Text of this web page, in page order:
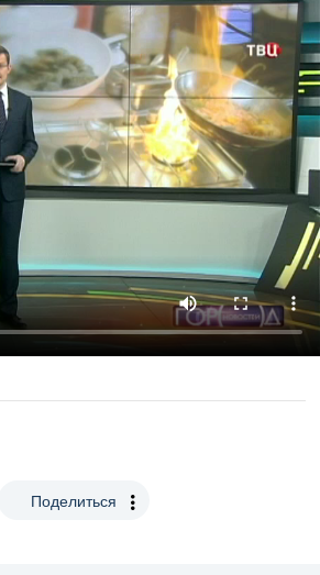
Поделиться